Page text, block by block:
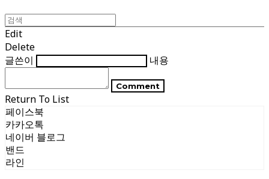
Edit
Delete
글쓴이
내용
Comment
Return To List
페이스북
카카오톡
네이버 블로그
밴드
라인